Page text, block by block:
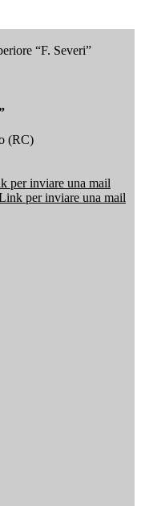
“F. Severi”
(RC)
per inviare una mail
per inviare una mail